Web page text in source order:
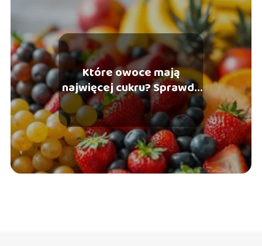
Które owoce mają
najwięcej cukru? Sprawdź
naszą listę!